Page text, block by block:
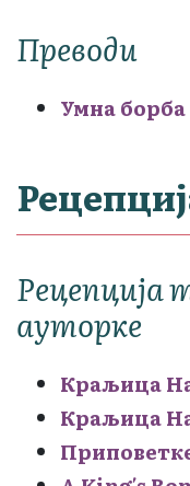
Преводи
Умна борба
Рецепција
ауторке
Краљица
Краљица